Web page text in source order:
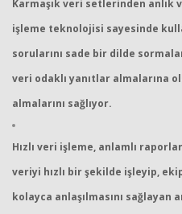
Karmaşık veri setlerinden anlık
işleme teknolojisi sayesinde
sorularını sade bir dilde
veri odaklı yanıtlar almalarına
almalarını sağlıyor.
Hızlı veri işleme, anlamlı
veriyi hızlı bir şekilde işleyip,
kolayca anlaşılmasını sağlayan